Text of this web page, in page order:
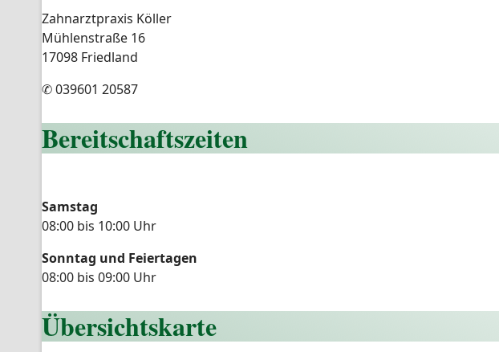
Zahnarztpraxis Köller
Mühlenstraße 16
17098 Friedland
✆ 039601 20587
Bereitschaftszeiten
Samstag
08:00 bis 10:00 Uhr
Sonntag und Feiertagen
08:00 bis 09:00 Uhr
Übersichtskarte